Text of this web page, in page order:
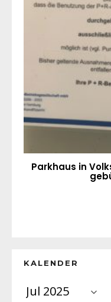
Parkhaus in
KALENDER